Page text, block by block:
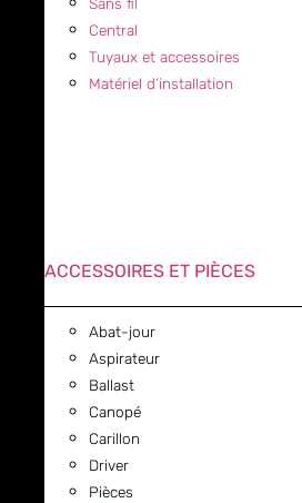
Central
Tuyaux et accessoires
Matériel d’installation
ACCESSOIRES ET PIÈCES
Abat-jour
Aspirateur
Ballast
Canopé
Carillon
Driver
Pièces